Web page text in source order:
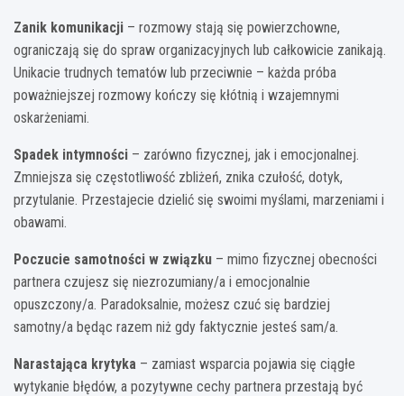
Zanik komunikacji – rozmowy stają się powierzchowne,
ograniczają się do spraw organizacyjnych lub całkowicie zanikają.
Unikacie trudnych tematów lub przeciwnie – każda próba
poważniejszej rozmowy kończy się kłótnią i wzajemnymi
oskarżeniami.
Spadek intymności – zarówno fizycznej, jak i emocjonalnej.
Zmniejsza się częstotliwość zbliżeń, znika czułość, dotyk,
przytulanie. Przestajecie dzielić się swoimi myślami, marzeniami i
obawami.
Poczucie samotności w związku – mimo fizycznej obecności
partnera czujesz się niezrozumiany/a i emocjonalnie
opuszczony/a. Paradoksalnie, możesz czuć się bardziej
samotny/a będąc razem niż gdy faktycznie jesteś sam/a.
Narastająca krytyka – zamiast wsparcia pojawia się ciągłe
wytykanie błędów, a pozytywne cechy partnera przestają być